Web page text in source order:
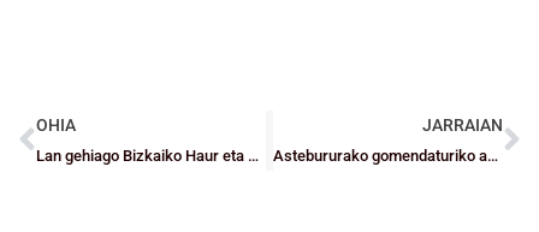
OHIA
Lan gehiago Bizkaiko Haur eta Kadeteentzat
JARRAIAN
Astebururako gomendaturiko agenda